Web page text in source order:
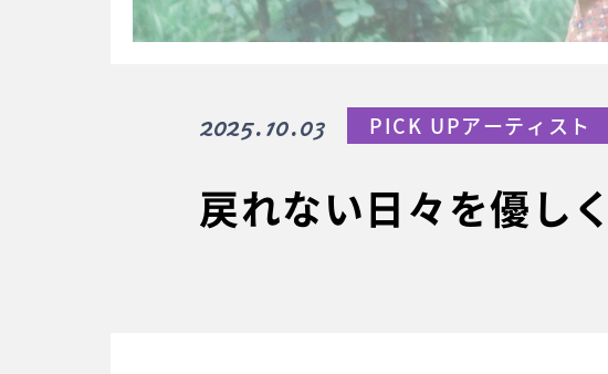
戻れない日々を優し
2025.10.03 PICK UPアーティスト